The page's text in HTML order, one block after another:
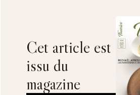
Cet article est
issu du
magazine